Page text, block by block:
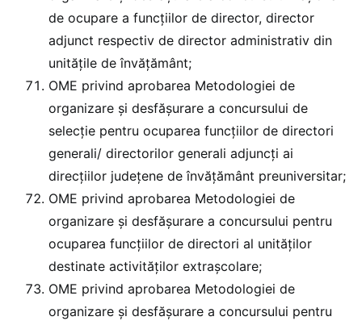
de ocupare a funcțiilor de director, director
adjunct respectiv de director administrativ din
unitățile de învățământ;
OME privind aprobarea Metodologiei de
organizare și desfășurare a concursului de
selecție pentru ocuparea funcțiilor de directori
generali/ directorilor generali adjuncți ai
direcțiilor județene de învățământ preuniversitar;
OME privind aprobarea Metodologiei de
organizare și desfășurare a concursului pentru
ocuparea funcțiilor de directori al unităţilor
destinate activităţilor extraşcolare;
OME privind aprobarea Metodologiei de
organizare și desfășurare a concursului pentru